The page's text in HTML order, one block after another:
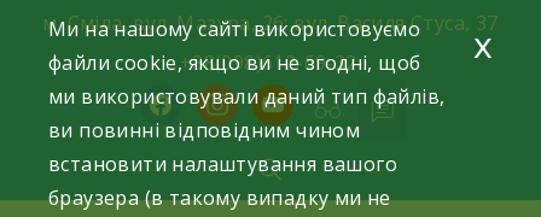
content
м. Сміла, вул. Мазура, 26; вул. Василя Стуса, 37
+38(098)612-69-32.
facebookinstagram
youtube
Ми на нашому сайті використовуємо
файли cookie, якщо ви не згодні, щоб
ми використовували даний тип файлів,
ви повинні відповідним чином
встановити налаштування вашого
браузера (в такому випадку ми не
x